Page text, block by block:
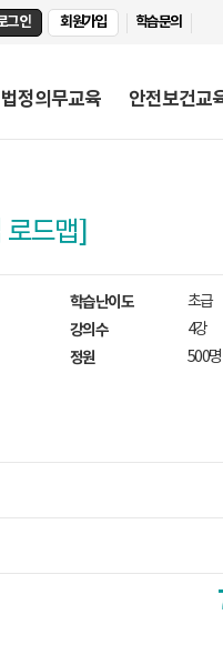
법정의무교육 안전보건교
그인 회원가입 학습문의
드맵]
학습난이도 초급
강의수 4강
정원 500명